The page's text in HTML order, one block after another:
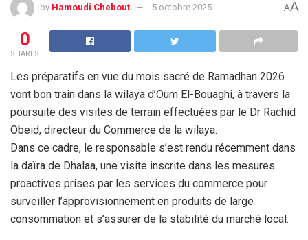
by Hamoudi Chebout 5 octobre 2025 AA
0
SHARES
Les préparatifs en vue du mois sacré de Ramadhan 2026
vont bon train dans la wilaya d’Oum El-Bouaghi, à travers la
poursuite des visites de terrain effectuées par le Dr Rachid
Obeid, directeur du Commerce de la wilaya.
Dans ce cadre, le responsable s’est rendu récemment dans
la daïra de Dhalaa, une visite inscrite dans les mesures
proactives prises par les services du commerce pour
surveiller l’approvisionnement en produits de large
consommation et s’assurer de la stabilité du marché local.